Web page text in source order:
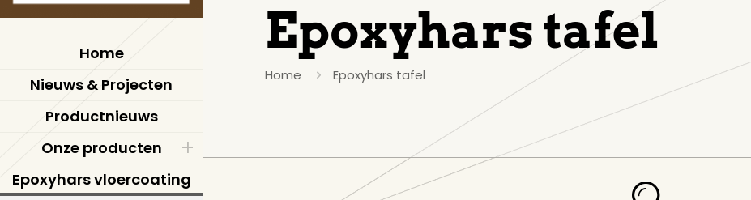
Home
Nieuws & Projecten
Productnieuws
Onze producten
Epoxyhars vloercoating
Epoxyhars tafel
Home Epoxyhars tafel